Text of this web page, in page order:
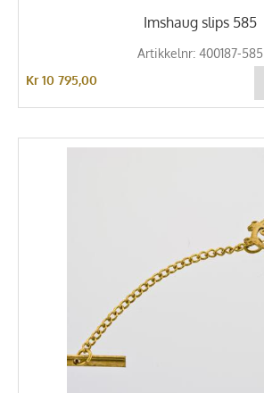
Imshaug slips 585
Artikkelnr: 400187-585
Kr 10 795,00